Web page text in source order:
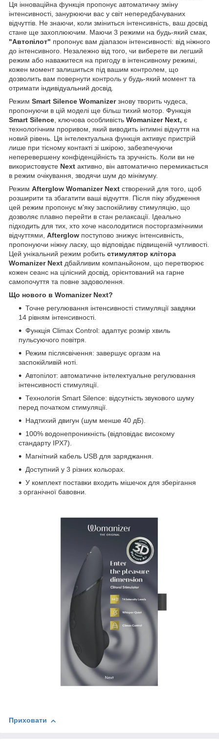
Ця інноваційна функція пропонує автоматичну зміну
інтенсивності, занурюючи вас у світ непередбачуваних
відчуттів. Не знаючи, коли зміниться інтенсивність, ваш досвід
стане ще захоплюючим. Маючи 3 режими на будь-який смак,
"Автопілот" пропонує вам діапазон інтенсивності: від ніжного
до інтенсивного. Незалежно від того, чи виберете ви легший
режим або наважитеся на пригоду в інтенсивному режимі,
кожен момент залишиться під вашим контролем, що
дозволить вам повернути контроль у будь-який момент та
отримати індивідуальний досвід.
Режим Smart Silence Womanizerзнову творить чудеса,
пропонуючи в цій моделі ще більш тихий мотор. Функція
Smart Silence, ключова особливість Womanizer Next, є
технологічним проривом, який виводить інтимні відчуття на
новий рівень. Ця інтелектуальна функція активує пристрій
лише при тісному контакті зі шкірою, забезпечуючи
неперевершену конфіденційність та зручність. Коли ви не
використовуєте Next активно, він автоматично перемикається
в режим очікування, зводячи шум до мінімуму.
Режим Afterglow Womanizer Next створений для того, щоб
розширити та збагатити ваші відчуття. Після піку збудження
цей режим пропонує м'яку заспокійливу стимуляцію, що
дозволяє плавно перейти в стан релаксації. Ідеально
підходить для тих, хто хоче насолодитися посторгазмічними
відчуттями, Afterglow поступово знижує інтенсивність,
пропонуючи ніжну ласку, що відповідає підвищеній чутливості.
Цей унікальний режим робить стимулятор клітора
Womanizer Next дбайливим компаньйоном, що перетворює
кожен сеанс на цілісний досвід, орієнтований на гарне
самопочуття та повне задоволення.
Що нового в Womanizer Next?
Точне регулювання інтенсивності стимуляції завдяки
14 рівням інтенсивності.
Функція Climax Control: адаптує розмір хвиль
пульсуючого повітря.
Режим післясвічення: завершує оргазм на
заспокійливій ноті.
Автопілот: автоматичне інтелектуальне регулювання
інтенсивності стимуляції.
Технологія Smart Silence: відсутність звукового шуму
перед початком стимуляції.
Надтихий двигун (шум менше 40 дБ).
100% водонепроникність (відповідає високому
стандарту IPX7).
Магнітний кабель USB для заряджання.
Доступний у 3 різних кольорах.
У комплект поставки входить мішечок для зберігання
з органічної бавовни.
Приховати